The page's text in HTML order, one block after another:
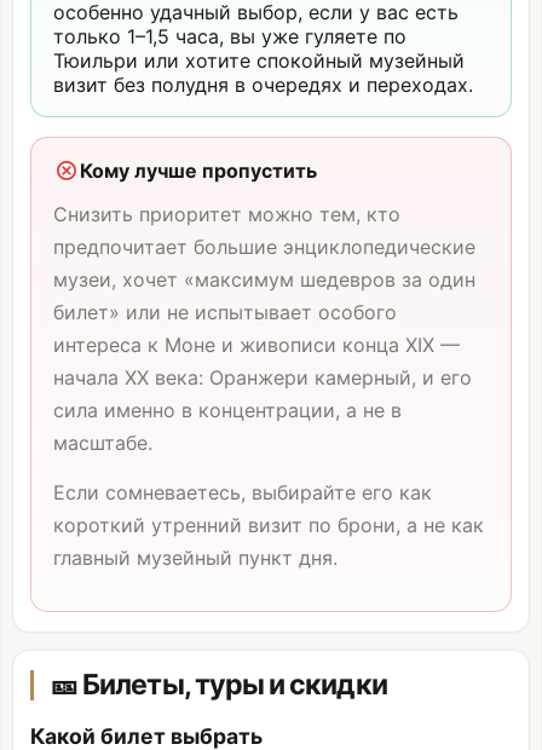
особенно удачный выбор, если у вас есть
только 1–1,5 часа, вы уже гуляете по
Тюильри или хотите спокойный музейный
визит без полудня в очередях и переходах.
Кому лучше пропустить
Снизить приоритет можно тем, кто
предпочитает большие энциклопедические
музеи, хочет «максимум шедевров за один
билет» или не испытывает особого
интереса к Моне и живописи конца XIX —
начала XX века: Оранжери камерный, и его
сила именно в концентрации, а не в
масштабе.
Если сомневаетесь, выбирайте его как
короткий утренний визит по брони, а не как
главный музейный пункт дня.
🎫 Билеты, туры и скидки
Какой билет выбрать